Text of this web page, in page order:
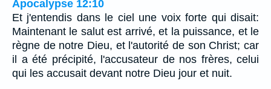
Apocalypse 12:10
Et j'entendis dans le ciel une voix forte qui disait:
Maintenant le salut est arrivé, et la puissance, et le
règne de notre Dieu, et l'autorité de son Christ; car
il a été précipité, l'accusateur de nos frères, celui
qui les accusait devant notre Dieu jour et nuit.